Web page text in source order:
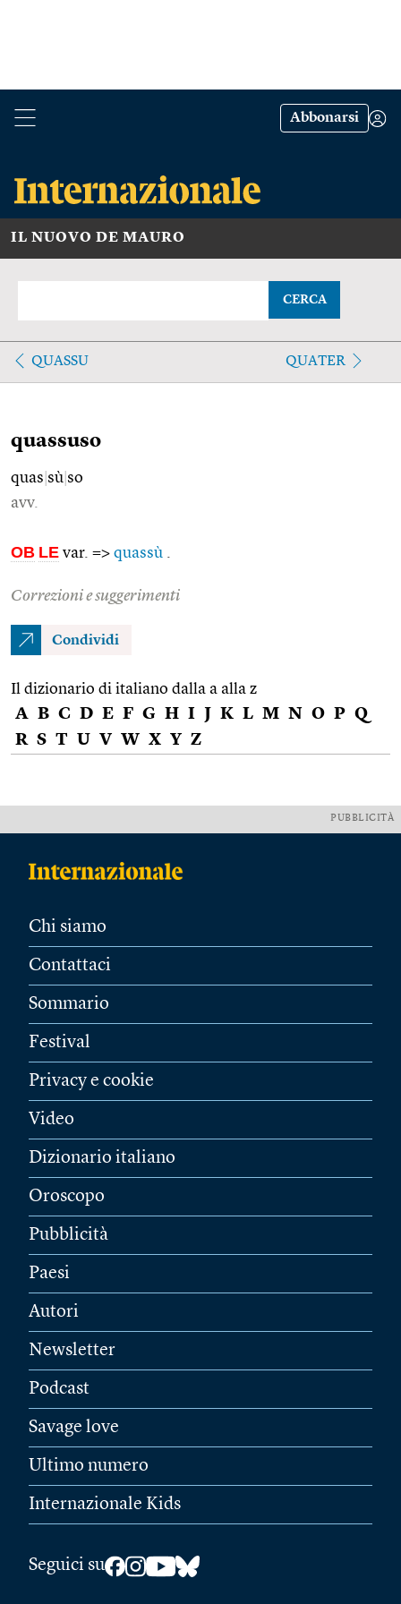
Abbonarsi
IL NUOVO DE MAURO
CERCA
QUASSU QUATER
quassuso
quas sù so
avv.
OB LE var. => quassù
Correzioni e suggerimenti
Condividi
Il dizionario di italiano dalla a alla z
A B C D E F G H I J K L M N O P Q
R S T U V W X Y Z
PUBBLICITÀ
Chi siamo
Contattaci
Sommario
Festival
Privacy e cookie
Video
Dizionario italiano
Oroscopo
Pubblicità
Paesi
Autori
Newsletter
Podcast
Savage love
Ultimo numero
Internazionale Kids
Seguici su